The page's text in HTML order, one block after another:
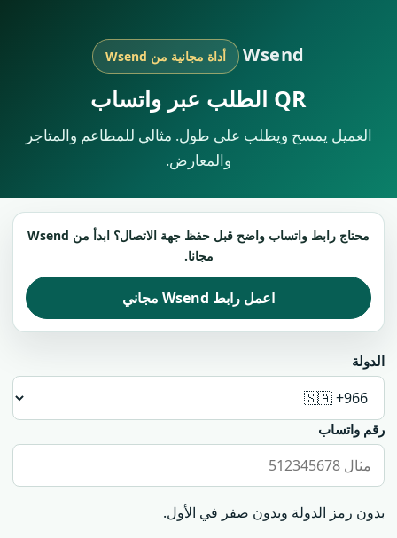
Wsend أداة مجانية من Wsend
QR الطلب عبر واتساب
العميل يمسح ويطلب على طول. مثالي للمطاعم والمتاجر
والمعارض.
محتاج رابط واتساب واضح قبل حفظ جهة الاتصال؟ ابدأ من Wsend
مجانا.
اعمل رابط Wsend مجاني
الدولة
رقم واتساب
بدون رمز الدولة وبدون صفر في الأول.